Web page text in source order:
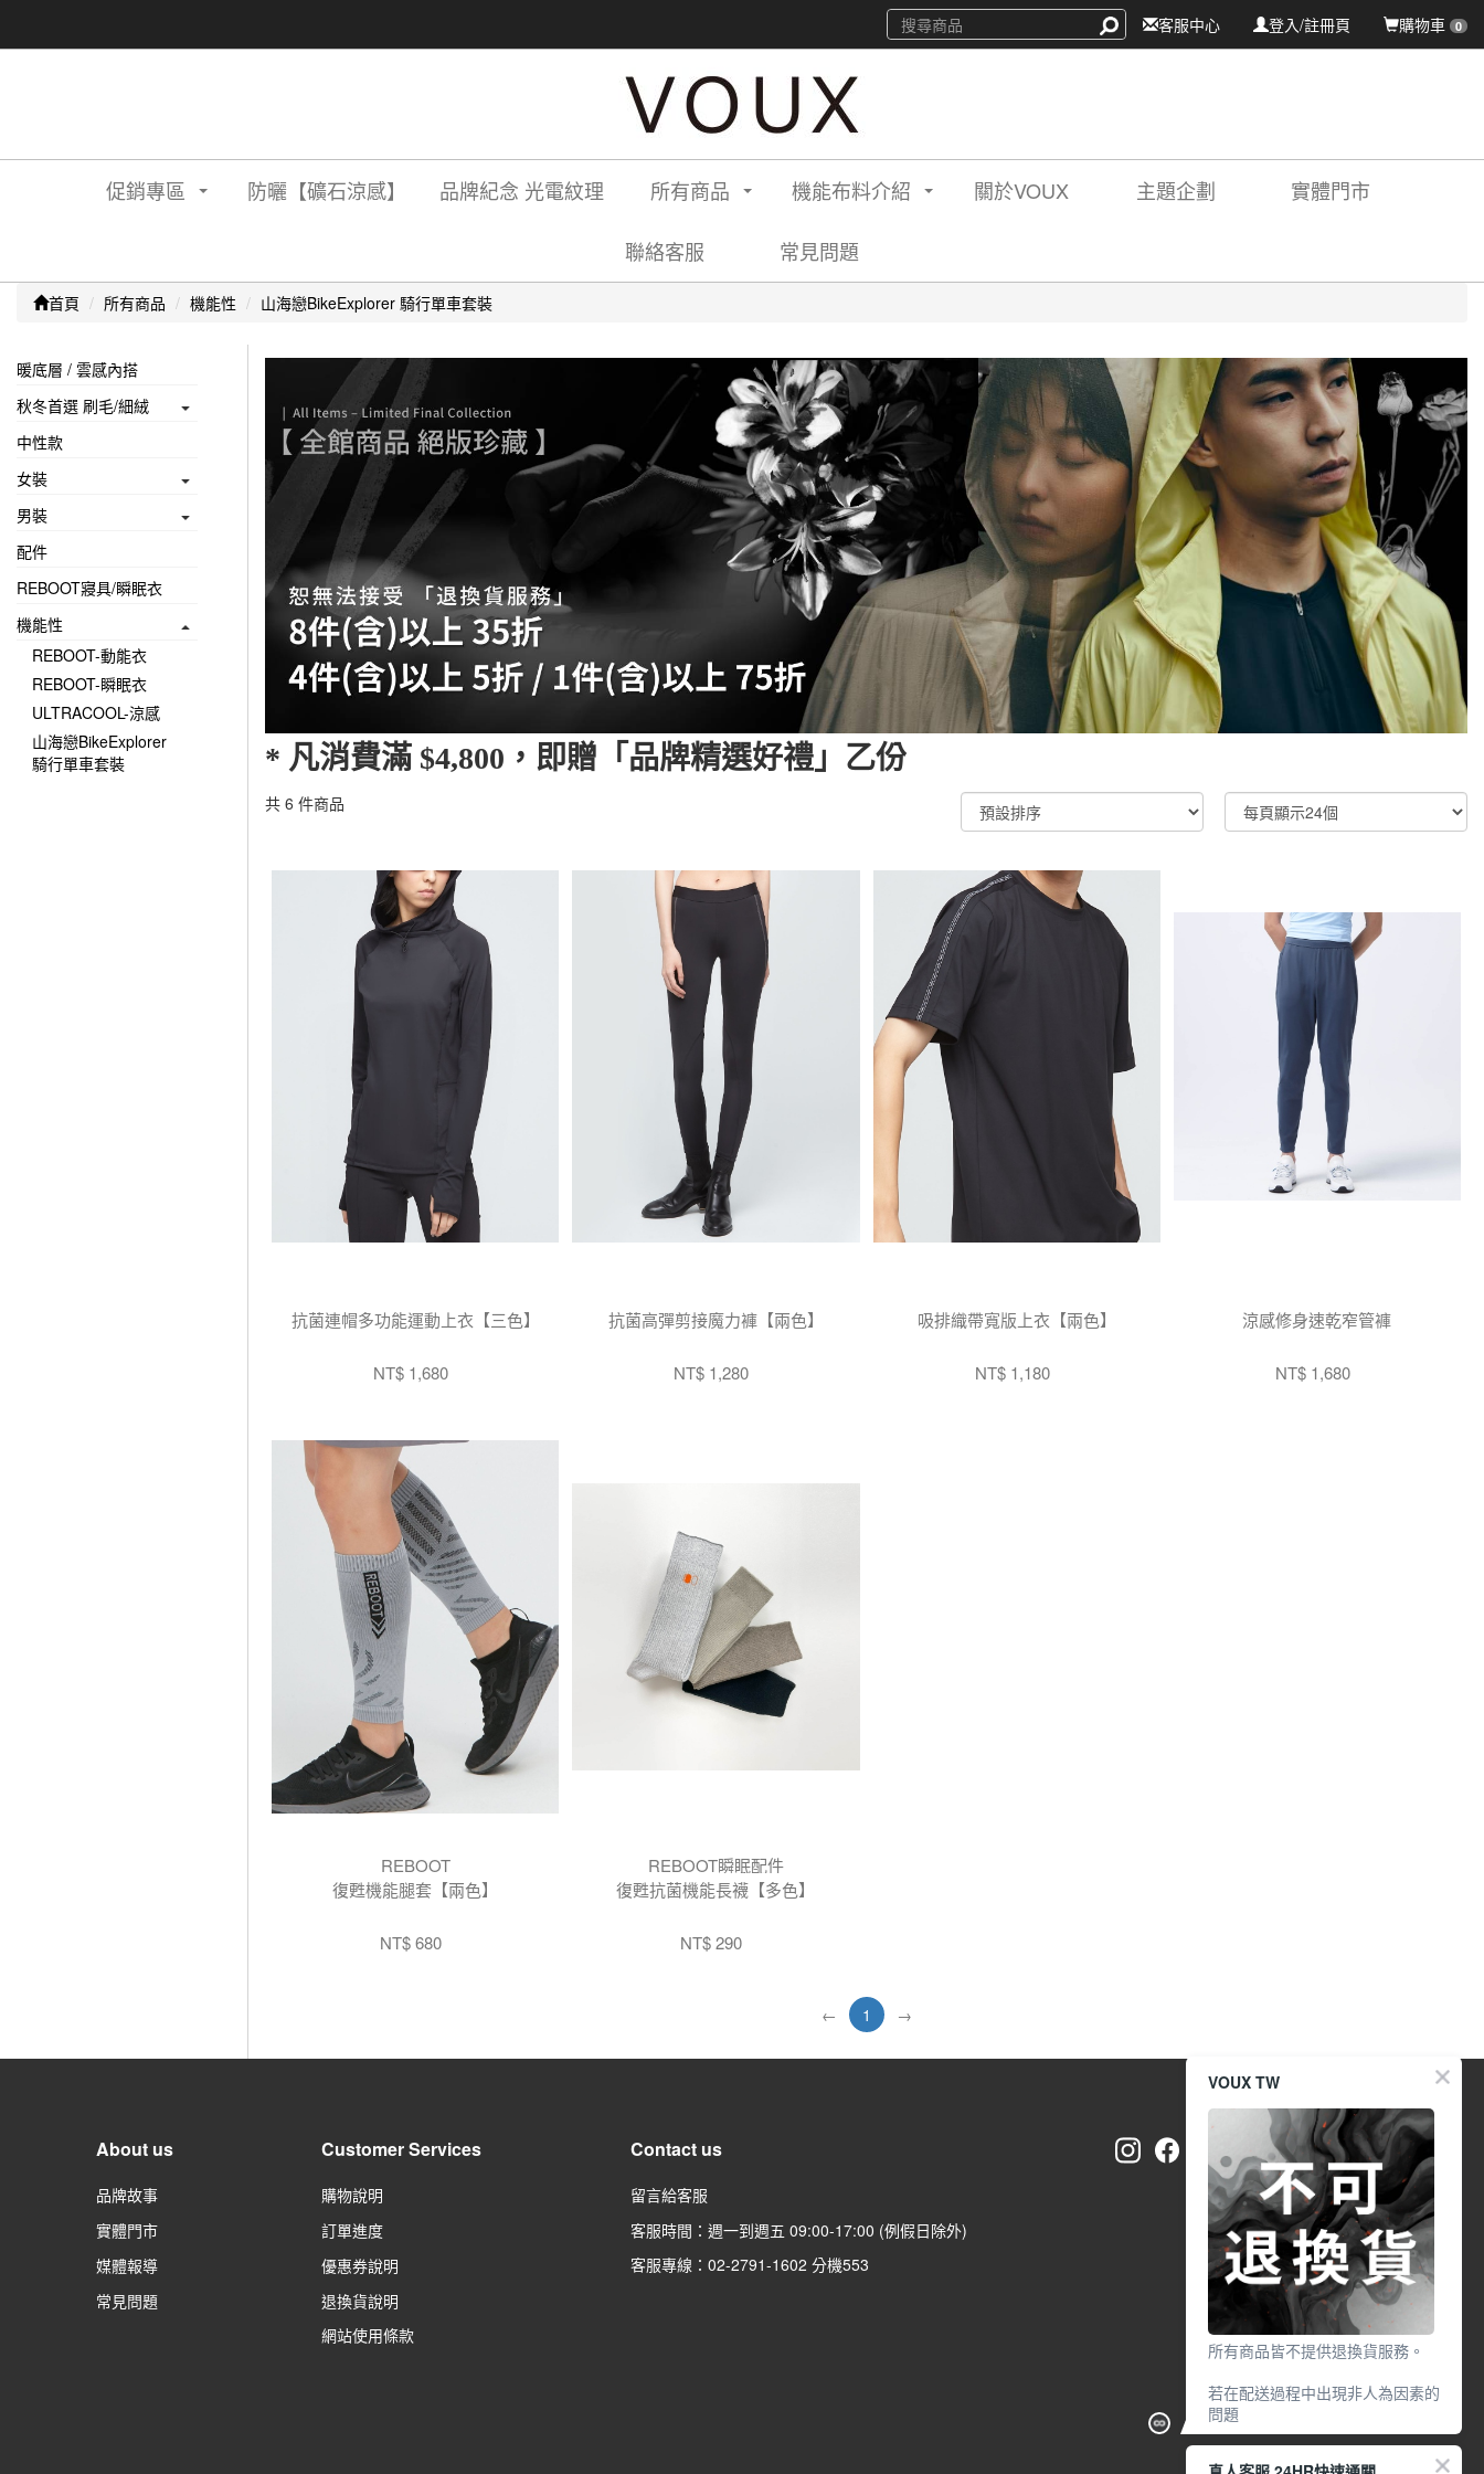
購物車 0
登入/註冊頁
客服中心
促銷專區 防曬【礦石涼感】 品牌紀念 光電紋理 所有商品 機能布料介紹 關於VOUX 主題企劃 實體門市
聯絡客服 常見問題
首頁 所有商品 機能性 山海戀BikeExplorer 騎行單車套裝
暖底層 / 雲感內搭
秋冬首選 刷毛/細絨
中性款
女裝
男裝
配件
REBOOT寢具/瞬眠衣
機能性
REBOOT-動能衣
REBOOT-瞬眠衣
ULTRACOOL-涼感
山海戀BikeExplorer
騎行單車套裝
* 凡消費滿 $4,800，即贈「品牌精選好禮」乙份
共 6 件商品
抗菌連帽多功能運動上衣【三色】
NT$ 1,680
抗菌高彈剪接魔力褲【兩色】
NT$ 1,280
吸排織帶寬版上衣【兩色】
NT$ 1,180
涼感修身速乾窄管褲
NT$ 1,680
REBOOT
復甦機能腿套【兩色】
NT$ 680
REBOOT瞬眠配件
復甦抗菌機能長襪【多色】
NT$ 290
← 1 →
About us
品牌故事
實體門市
媒體報導
常見問題
Customer Services
購物說明
訂單進度
優惠券說明
退換貨說明
網站使用條款
Contact us
留言給客服
客服時間：週一到週五 09:00-17:00 (例假日除外)
客服專線：02-2791-1602 分機553
VOUX TW
所有商品皆不提供退換貨服務。
若在配送過程中出現非人為因素的
問題